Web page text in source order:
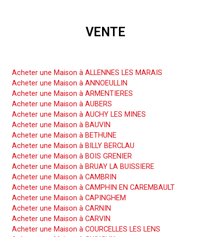
VENTE
Acheter une Maison à ALLENNES LES MARAIS
Acheter une Maison à ANNOEULLIN
Acheter une Maison à ARMENTIERES
Acheter une Maison à AUBERS
Acheter une Maison à AUCHY LES MINES
Acheter une Maison à BAUVIN
Acheter une Maison à BETHUNE
Acheter une Maison à BILLY BERCLAU
Acheter une Maison à BOIS GRENIER
Acheter une Maison à BRUAY LA BUISSIERE
Acheter une Maison à CAMBRIN
Acheter une Maison à CAMPHIN EN CAREMBAULT
Acheter une Maison à CAPINGHEM
Acheter une Maison à CARNIN
Acheter une Maison à CARVIN
Acheter une Maison à COURCELLES LES LENS